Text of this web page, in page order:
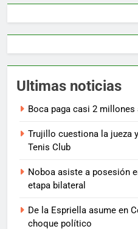
Ultimas noticias
Boca paga casi 2
Trujillo cuestiona la jueza
Tenis Club
Noboa asiste a posesión
etapa bilateral
De la Espriella asume en
choque político